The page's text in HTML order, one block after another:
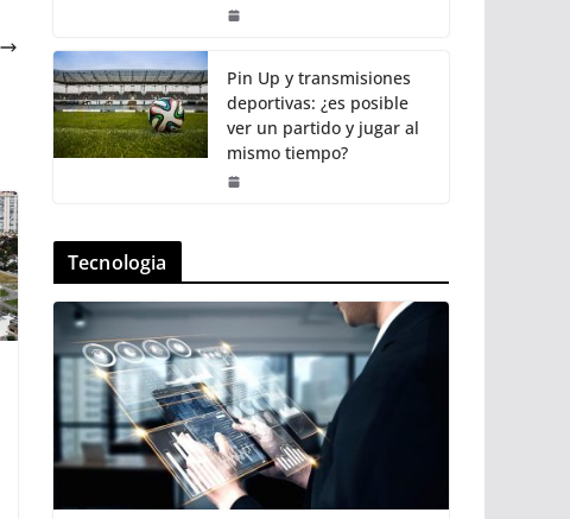
Pin Up y transmisiones
deportivas: ¿es posible
ver un partido y jugar al
mismo tiempo?
Tecnologia